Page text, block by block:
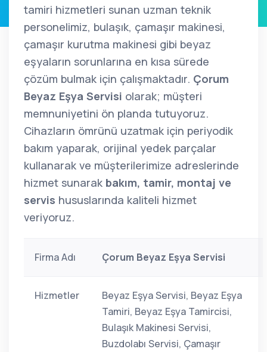
tamiri hizmetleri sunan uzman teknik
personelimiz, bulaşık, çamaşır makinesi,
çamaşır kurutma makinesi gibi beyaz
eşyaların sorunlarına en kısa sürede
çözüm bulmak için çalışmaktadır. Çorum
Beyaz Eşya Servisi olarak; müşteri
memnuniyetini ön planda tutuyoruz.
Cihazların ömrünü uzatmak için periyodik
bakım yaparak, orijinal yedek parçalar
kullanarak ve müşterilerimize adreslerinde
hizmet sunarak bakım, tamir, montaj ve
servis hususlarında kaliteli hizmet
veriyoruz.
Firma Adı Çorum Beyaz Eşya Servisi
Hizmetler
Beyaz Eşya Servisi, Beyaz Eşya
Tamiri, Beyaz Eşya Tamircisi,
Bulaşık Makinesi Servisi,
Buzdolabı Servisi, Çamaşır